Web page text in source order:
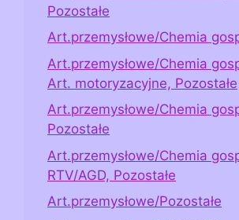
Pozostałe
Art.przemysłowe/Chemia
Art.przemysłowe/Chemia
Art. motoryzacyjne, Pozostałe
Art.przemysłowe/Chemia
Pozostałe
Art.przemysłowe/Chemia
RTV/AGD, Pozostałe
Art.przemysłowe/Pozostałe